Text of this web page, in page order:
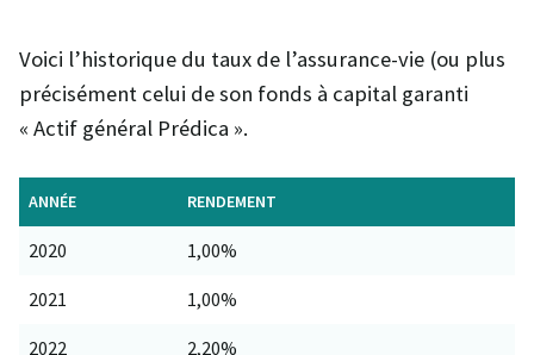
Voici l’historique du taux de l’assurance-vie (ou plus
précisément celui de son fonds à capital garanti
« Actif général Prédica ».
ANNÉE RENDEMENT
2020 1,00%
2021 1,00%
2022 2,20%